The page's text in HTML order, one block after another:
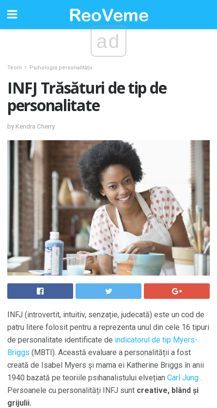
ad
Teorii Psihologia personalității
INFJ Trăsături de tip de
personalitate
by Kendra Cherry
INFJ (introvertit, intuitiv, senzație, judecată) este un cod de
patru litere folosit pentru a reprezenta unul din cele 16 tipuri
de personalitate identificate de indicatorul de tip Myers-
Briggs (MBTI). Această evaluare a personalității a fost
creată de Isabel Myers și mama ei Katherine Briggs în anii
1940 bazată pe teoriile psihanalistului elvețian Carl Jung .
Persoanele cu personalități INFJ sunt creative, blând și
grijulii.